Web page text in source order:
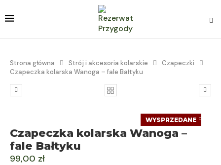
Strona główna Strój i akcesoria kolarskie
Czapeczki
Czapeczka kolarska Wanoga – fale Bałtyku
WYSPRZEDANE
Czapeczka kolarska Wanoga –
fale Bałtyku
99,00 zł